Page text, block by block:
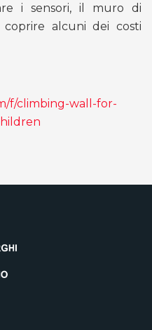
i sensori, il muro di
alcuni dei costi
f/climbing-wall-for-